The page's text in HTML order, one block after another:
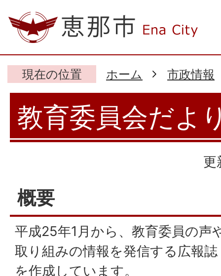
現在の位置 ホーム 市政情報
教育委員会だよ
更
概要
平成25年1月から、教育委員の声
取り組みの情報を発信する広報
を作成しています。